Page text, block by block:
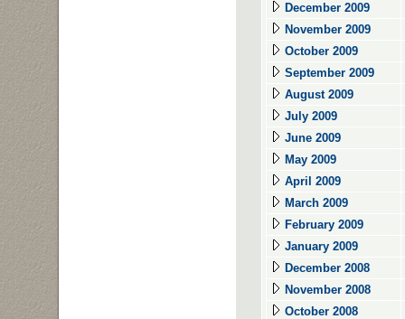
December 2009
November 2009
October 2009
September 2009
August 2009
July 2009
June 2009
May 2009
April 2009
March 2009
February 2009
January 2009
December 2008
November 2008
October 2008